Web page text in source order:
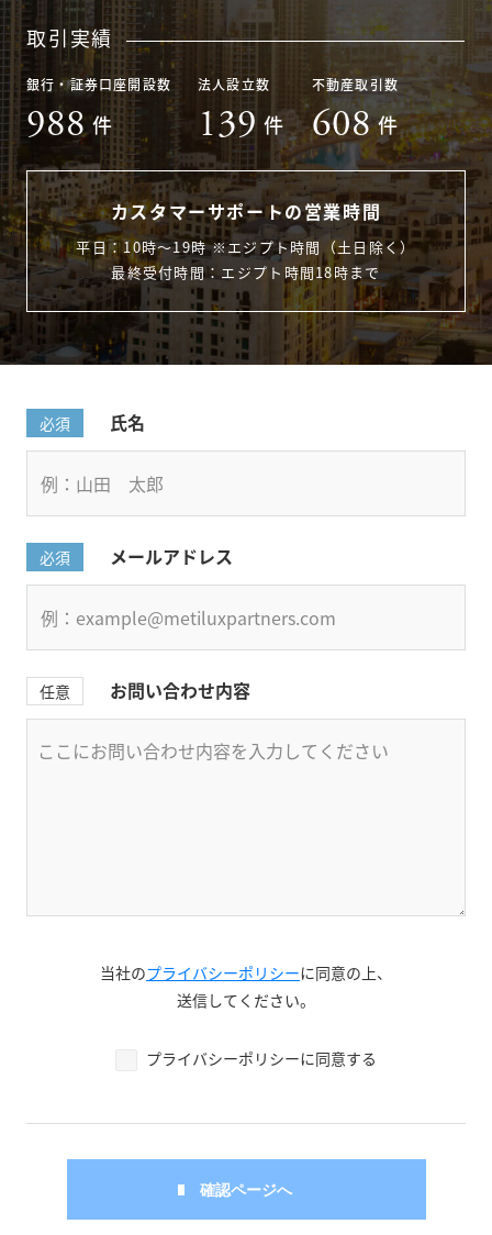
取引実績
銀行・証券口座開設数
988 件
法人設立数
139 件
不動産取引数
608 件
カスタマーサポートの営業時間
平日：10時〜19時 ※エジプト時間（土日除く）
最終受付時間：エジプト時間18時まで
必須 氏名
必須 メールアドレス
任意 お問い合わせ内容
当社のプライバシーポリシーに同意の上、
送信してください。
プライバシーポリシーに同意する